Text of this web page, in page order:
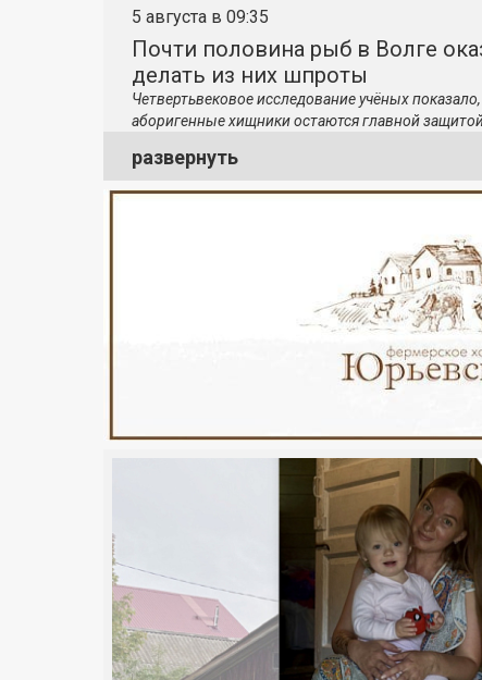
5 августа в 09:35
Почти половина рыб в Волге
делать из них шпроты
Четвертьвековое исследование учёных
аборигенные хищники остаются главной
развернуть